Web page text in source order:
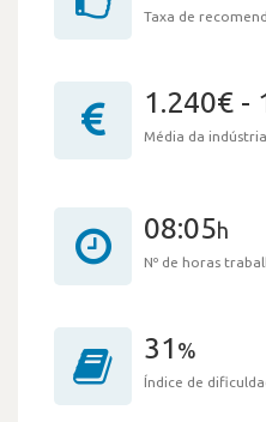
Taxa de
1.240€ -
Média da indústria
08:05h
Nº de horas
31 %
Índice de